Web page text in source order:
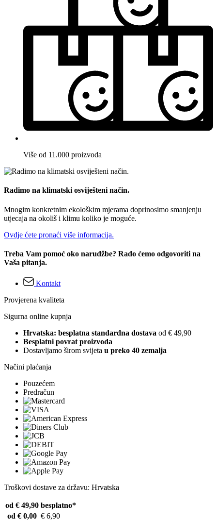
Više od 11.000 proizvoda
Radimo na klimatski osviješteni način.
Mnogim konkretnim ekološkim mjerama doprinosimo smanjenju
utjecaja na okoliš i klimu koliko je moguće.
Ovdje ćete pronaći više informacija.
Treba Vam pomoć oko narudžbe? Rado ćemo odgovoriti na
Vaša pitanja.
Kontakt
Provjerena kvaliteta
Sigurna online kupnja
Hrvatska: besplatna standardna dostava od € 49,90
Besplatni povrat proizvoda
Dostavljamo širom svijeta u preko 40 zemalja
Načini plaćanja
Pouzećem
Predračun
Troškovi dostave za državu: Hrvatska
od € 49,90 besplatno*
od € 0,00 € 6,90